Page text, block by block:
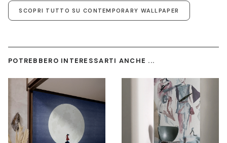
SCOPRI TUTTO SU CONTEMPORARY WALLPAPER
POTREBBERO INTERESSARTI ANCHE ...